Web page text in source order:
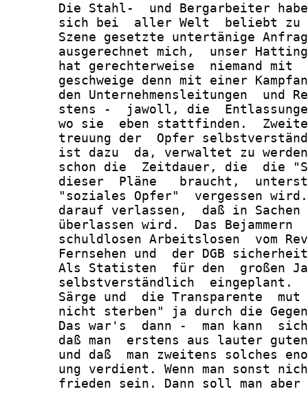
Die Stahl-  und Bergarbeiter
sich bei  aller Welt  beliebt
Szene gesetzte untertänige
ausgerechnet mich,  unser
hat gerechterweise  niemand mit
geschweige denn mit einer
den Unternehmensleitungen  und
stens -  jawoll, die
wo sie  eben stattfinden.
treuung der  Opfer
ist dazu  da, verwaltet zu
schon die  Zeitdauer, die  die
dieser  Pläne   braucht,
"soziales Opfer"  vergessen
darauf verlassen,  daß in
überlassen wird.  Das Bejammern
schuldlosen Arbeitslosen  vom
Fernsehen und  der DGB
Als Statisten  für den  großen
selbstverständlich  eingeplant.
Särge und  die Transparente
nicht sterben" ja durch die
Das war's  dann -  man kann
daß man  erstens aus lauter
und daß  man zweitens solches
ung verdient. Wenn man sonst
frieden sein. Dann soll man